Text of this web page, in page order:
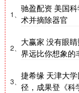
1、
驰盈配资 美国
术并摘除器官
2、
大赢家 没有眼
界远比你想象的
3、
捷希缘 天津大
径，成果登《科